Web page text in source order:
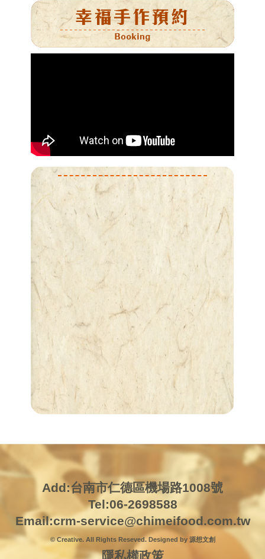
Add:台南市仁德區機場路1008號
Tel:06-2698588
Email:crm-service@chimeifood.com.tw
© Creative. All Rights Reseved. Designed by 源想文創
隱私權政策